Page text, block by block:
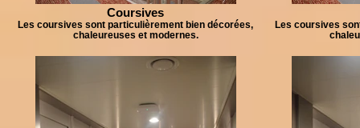
Coursives
Les coursives sont particulièrement bien décorées,
chaleureuses et modernes.
Les coursives